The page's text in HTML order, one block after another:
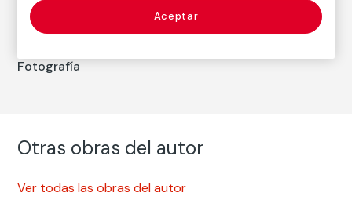
Nacimiento: Virginia, 1941
Fotografía
Otras obras del autor
Ver todas las obras del autor
Aceptar